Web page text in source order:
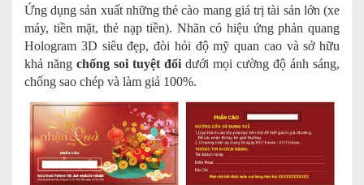
Ứng dụng sản xuất những thẻ cào mang giá trị tài sản lớn (xe
máy, tiền mặt, thẻ nạp tiền). Nhãn có hiệu ứng phản quang
Hologram 3D siêu đẹp, đòi hỏi độ mỹ quan cao và sở hữu
khả năng chống soi tuyệt đối dưới mọi cường độ ánh sáng,
chống sao chép và làm giả 100%.